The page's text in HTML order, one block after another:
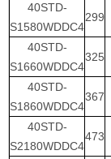
40STD-
S1580WDDC4
299
40STD-
S1660WDDC4
325
40STD-
S1860WDDC4
367
40STD-
S2180WDDC4
473